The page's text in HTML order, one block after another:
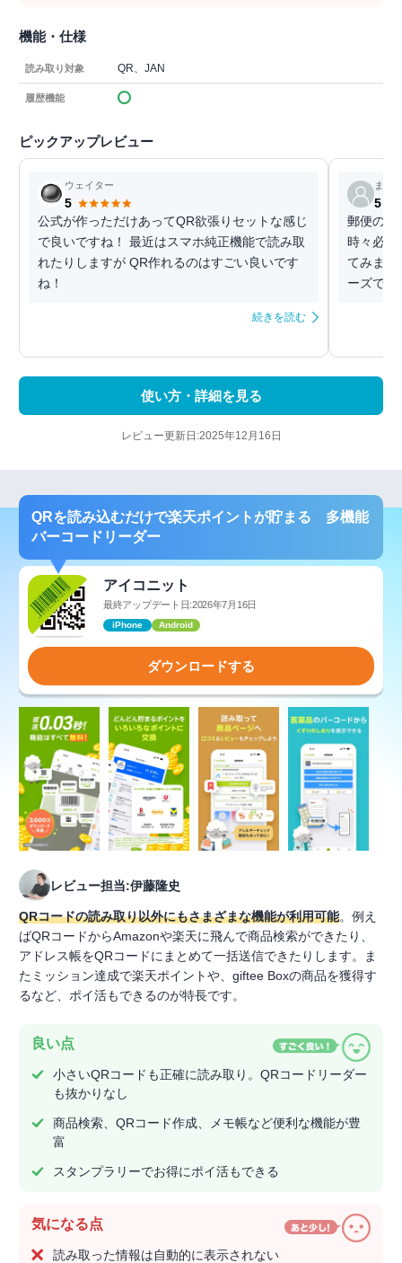
機能・仕様
読み取り対象 QR、JAN
履歴機能
ピックアップレビュー
ウェイター
5
公式が作っただけあってQR欲張りセットな感じ
で良いですね！ 最近はスマホ純正機能で読み取
れたりしますが QR作れるのはすごい良いです
ね！
続きを読む
まき
5
郵便の再
時々必要
てみまし
ーズでノ
使い方・詳細を見る
レビュー更新日:2025年12月16日
QRを読み込むだけで楽天ポイントが貯まる 多機能
バーコードリーダー
アイコニット
最終アップデート日:2026年7月16日
iPhone Android
ダウンロードする
レビュー担当:伊藤隆史
QRコードの読み取り以外にもさまざまな機能が利用可能。例え
ばQRコードからAmazonや楽天に飛んで商品検索ができたり、
アドレス帳をQRコードにまとめて一括送信できたりします。ま
たミッション達成で楽天ポイントや、giftee Boxの商品を獲得す
るなど、ポイ活もできるのが特長です。
良い点
小さいQRコードも正確に読み取り。QRコードリーダー
も抜かりなし
商品検索、QRコード作成、メモ帳など便利な機能が豊
富
スタンプラリーでお得にポイ活もできる
気になる点
読み取った情報は自動的に表示されない